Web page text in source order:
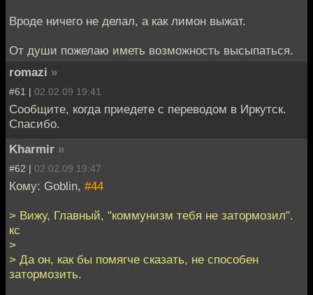
Вроде ничего не делал, а как лимон выжат.
От души пожелаю иметь возможность высыпаться.
romazi »
#61 | 02.02.09 19:41
Сообщите, когда приедете с переводом в Иркутск.
Спасибо.
Kharmir »
#62 | 02.02.09 19:47
Кому: Goblin, #44
> Вижу, Главный, "коммунизм тебя не затормозил".
кс
>
> Да он, как бы помягче сказать, не способен
затормозить.